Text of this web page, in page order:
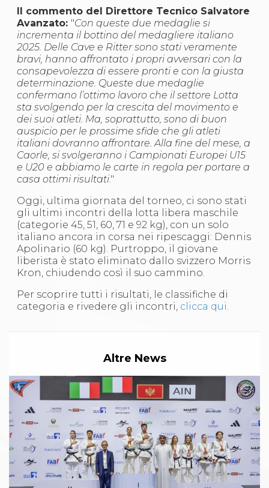
La disciplina
News
Merchandising
Mappa del sito
Cerca
Contatti
News
Cookies Accept
Newsletter
Catalogo formativo
Webinar
Corsi Monotematici
Corsi di Specializzazione
Corsi FIJLKAM-FISDIR
Corsi Preparatore Fisico
Edutraining class - Didattica infantile
Corso dirigenti sportivi
Corso Direttore di Gara
Abilitazioni
Sportello Fiscale
News
Modulistica
FAQ
Sostenibilità
Documenti
Il commento del Direttore Tecnico Salvatore
Avanzato: "Con queste due medaglie si
incrementa il bottino del medagliere italiano
2025. Delle Cave e Ritter sono stati veramente
bravi, hanno affrontato i propri avversari con la
consapevolezza di essere pronti e con la giusta
determinazione. Queste due medaglie
confermano l’ottimo lavoro che il settore Lotta
sta svolgendo per la crescita del movimento e
dei suoi atleti. Ma, soprattutto, sono di buon
auspicio per le prossime sfide che gli atleti
italiani dovranno affrontare. Alla fine del mese, a
Caorle, si svolgeranno i Campionati Europei U15
e U20 e abbiamo le carte in regola per portare a
casa ottimi risultati."
Oggi, ultima giornata del torneo, ci sono stati
gli ultimi incontri della lotta libera maschile
(categorie 45, 51, 60, 71 e 92 kg), con un solo
italiano ancora in corsa nei ripescaggi: Dennis
Apolinario (60 kg). Purtroppo, il giovane
liberista è stato eliminato dallo svizzero Morris
Kron, chiudendo così il suo cammino.
Per scoprire tutti i risultati, le classifiche di
categoria e rivedere gli incontri, clicca qui.
Altre News